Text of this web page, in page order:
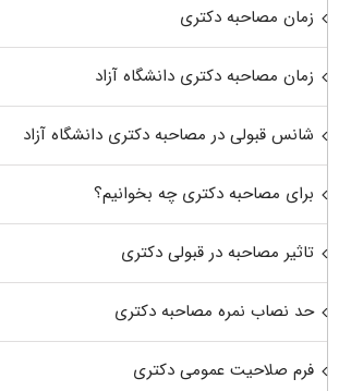
زمان مصاحبه دکتری
زمان مصاحبه دکتری دانشگاه آزاد
شانس قبولی در مصاحبه دکتری دانشگاه آزاد
برای مصاحبه دکتری چه بخوانیم؟
تاثیر مصاحبه در قبولی دکتری
حد نصاب نمره مصاحبه دکتری
فرم صلاحیت عمومی دکتری